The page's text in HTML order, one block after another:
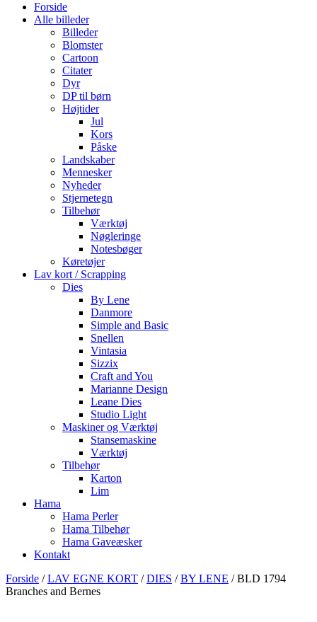
Forside
Alle billeder
Billeder
Blomster
Cartoon
Citater
Dyr
DP til børn
Højtider
Jul
Kors
Påske
Landskaber
Mennesker
Nyheder
Stjernetegn
Tilbehør
Værktøj
Nøgleringe
Notesbøger
Køretøjer
Lav kort / Scrapping
Dies
By Lene
Danmore
Simple and Basic
Snellen
Vintasia
Sizzix
Craft and You
Marianne Design
Leane Dies
Studio Light
Maskiner og Værktøj
Stansemaskine
Værktøj
Tilbehør
Karton
Lim
Hama
Hama Perler
Hama Tilbehør
Hama Gaveæsker
Kontakt
Forside /LAV EGNE KORT /DIES /BY LENE / BLD 1794
Branches and Bernes